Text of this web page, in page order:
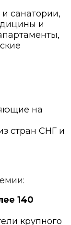
санатории,
и
на
стран СНГ и
140
крупного